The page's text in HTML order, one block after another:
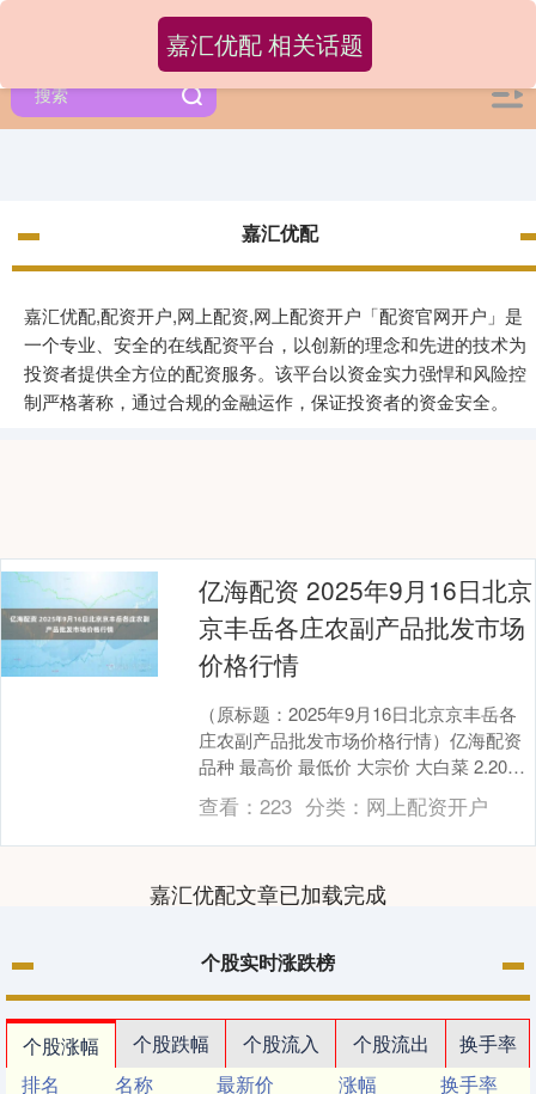
嘉汇优配
嘉汇优配,配资开户,网上配资,网上配资开户「配资官网开户」是
一个专业、安全的在线配资平台，以创新的理念和先进的技术为
投资者提供全方位的配资服务。该平台以资金实力强悍和风险控
制严格著称，通过合规的金融运作，保证投资者的资金安全。
嘉汇优配 相关话题
亿海配资 2025年9月16日北京
京丰岳各庄农副产品批发市场
价格行情
（原标题：2025年9月16日北京京丰岳各
庄农副产品批发市场价格行情）亿海配资
品种 最高价 最低价 大宗价 大白菜 2.20
1.40 1.60 油菜 6.0....
查看：223 分类： 网上配资开户
嘉汇优配文章已加载完成
个股实时涨跌榜
个股涨幅 个股跌幅 个股流入 个股流出
换手率
排名
名称 最新价 涨幅
换手率